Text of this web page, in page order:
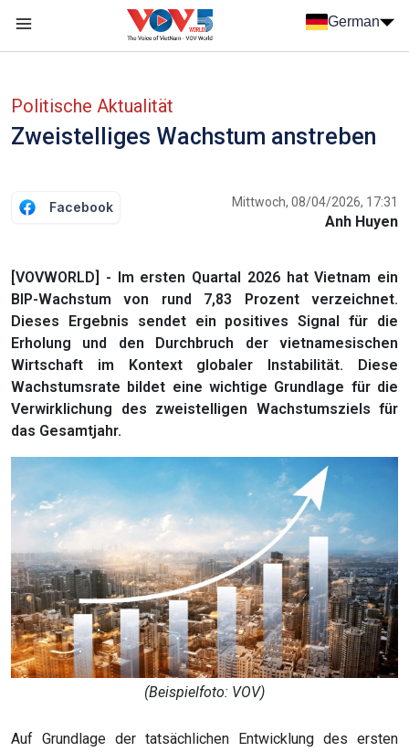
German
Politische Aktualität
Zweistelliges Wachstum anstreben
Facebook Mittwoch, 08/04/2026, 17:31
Anh Huyen
[VOVWORLD] - Im ersten Quartal 2026 hat Vietnam ein
BIP-Wachstum von rund 7,83 Prozent verzeichnet.
Dieses Ergebnis sendet ein positives Signal für die
Erholung und den Durchbruch der vietnamesischen
Wirtschaft im Kontext globaler Instabilität. Diese
Wachstumsrate bildet eine wichtige Grundlage für die
Verwirklichung des zweistelligen Wachstumsziels für
das Gesamtjahr.
(Beispielfoto: VOV)
Auf Grundlage der tatsächlichen Entwicklung des ersten